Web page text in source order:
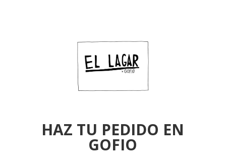
HAZ TU PEDIDO EN
GOFIO